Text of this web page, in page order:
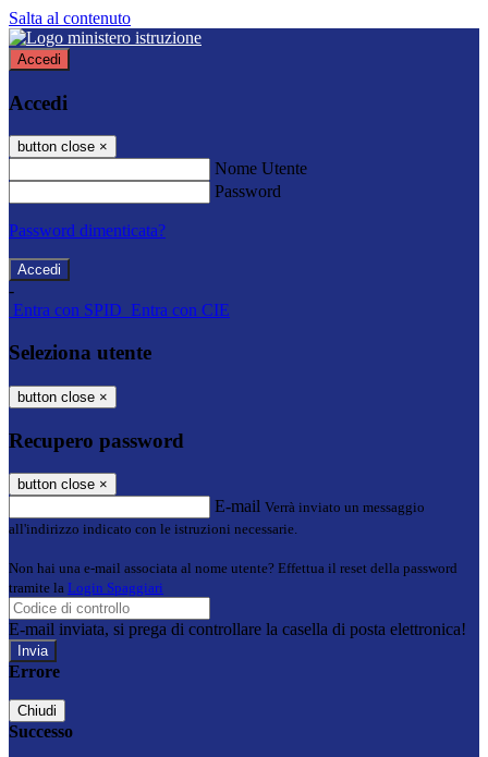
Salta al contenuto
Accedi
Accedi
button close ×
Nome Utente
Password
Password dimenticata?
-
Entra con SPID Entra con CIE
Seleziona utente
button close ×
Recupero password
button close ×
E-mail Verrà inviato un messaggio
all'indirizzo indicato con le istruzioni necessarie.
Non hai una e-mail associata al nome utente? Effettua il reset della password
tramite la Login Spaggiari
E-mail inviata, si prega di controllare la casella di posta elettronica!
Errore
Chiudi
Successo